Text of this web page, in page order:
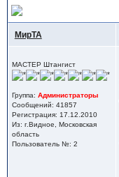
МирТА
МАСТЕР Штангист
Группа: Администраторы
Сообщений: 41857
Регистрация: 17.12.2010
Из: г.Видное, Московская
область
Пользователь №: 2